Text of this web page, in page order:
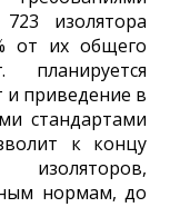
изолятора
от их общего
планируется
и приведение в
стандартами
к концу
нормам, до